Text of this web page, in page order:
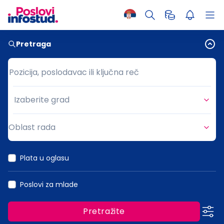
Pretraga
Pozicija, poslodavac ili ključna reč
Pozicija, poslodavac ili ključna reč
Grad
Izaberite grad
Oblast rada
Plata u oglasu
Poslovi za mlade
Pretražite